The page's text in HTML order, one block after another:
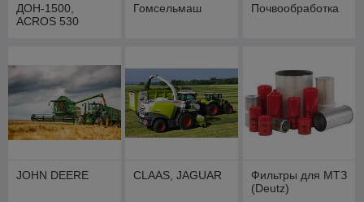
ДОН-1500,
АCROS 530
Гомсельмаш Почвообработка
JOHN DEERE CLAAS, JAGUAR
Фильтры для МТЗ
(Deutz)